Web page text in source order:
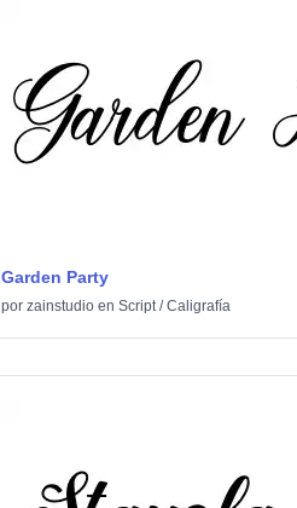
Garden Party
por zainstudio en Script/Caligrafía